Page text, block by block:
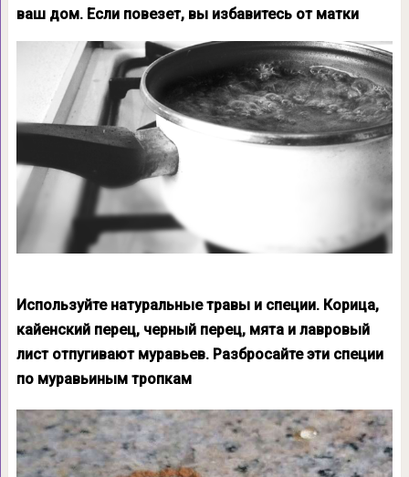
ваш дом. Если повезет, вы избавитесь от матки
Используйте натуральные травы и специи. Корица,
кайенский перец, черный перец, мята и лавровый
лист отпугивают муравьев. Разбросайте эти специи
по муравьиным тропкам